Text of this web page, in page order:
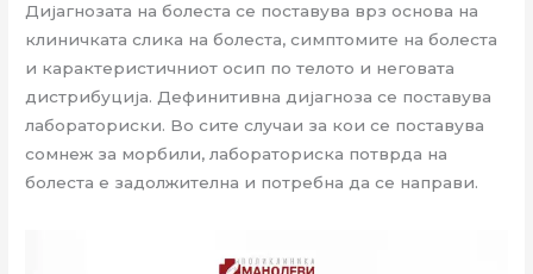
Дијагнозата на болеста се поставува врз основа на
клиничката слика на болеста, симптомите на болеста
и карактеристичниот осип по телото и неговата
дистрибуција. Дефинитивна дијагноза се поставува
лабораториски. Во сите случаи за кои се поставува
сомнеж за морбили, лабораториска потврда на
болеста е задолжителна и потребна да се направи.